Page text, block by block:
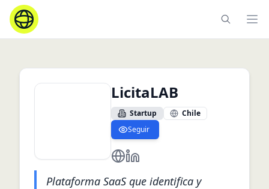
LicitaLAB
Startup
Chile
Seguir
https://www.licitalab.cl/
https://www.linkedin.com/
Plataforma SaaS que identifica y